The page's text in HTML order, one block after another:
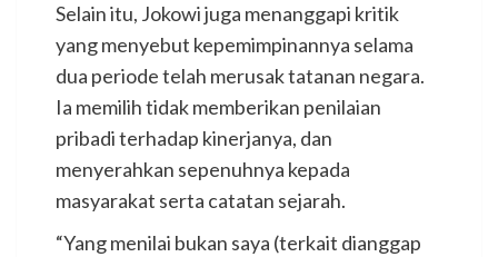
Selain itu, Jokowi juga menanggapi kritik
yang menyebut kepemimpinannya selama
dua periode telah merusak tatanan negara.
Ia memilih tidak memberikan penilaian
pribadi terhadap kinerjanya, dan
menyerahkan sepenuhnya kepada
masyarakat serta catatan sejarah.
“Yang menilai bukan saya (terkait dianggap